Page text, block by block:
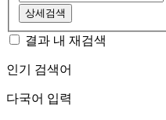
상세검색
결과 내 재검색
인기 검색어
다국어 입력